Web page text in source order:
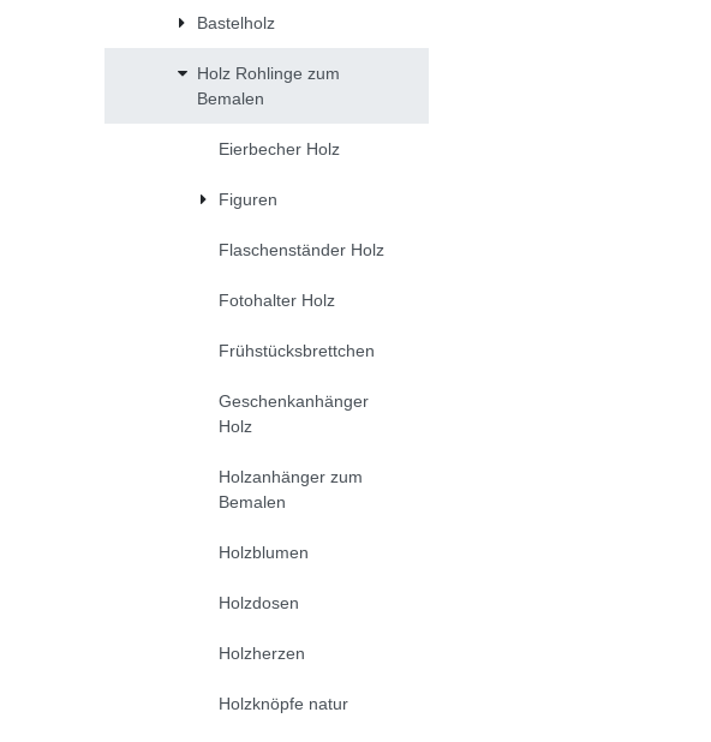
Bastelholz
Holz Rohlinge zum
Bemalen
Eierbecher Holz
Figuren
Flaschenständer Holz
Fotohalter Holz
Frühstücksbrettchen
Geschenkanhänger
Holz
Holzanhänger zum
Bemalen
Holzblumen
Holzdosen
Holzherzen
Holzknöpfe natur